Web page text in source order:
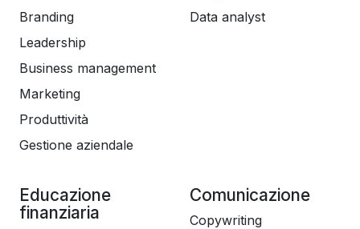
Branding
Leadership
Business management
Marketing
Produttività
Gestione aziendale
Data analyst
Educazione
finanziaria
Comunicazione
Copywriting